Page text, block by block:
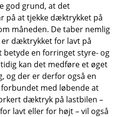
god grund, at det
på at tjekke dæktrykket på
måneden. De taber nemlig
dæktrykket for lavt på
betyde en forringet styre- og
kan det medføre et øget
der er derfor også en
med løbende at
dæktryk på lastbilen –
lavt eller for højt – vil også